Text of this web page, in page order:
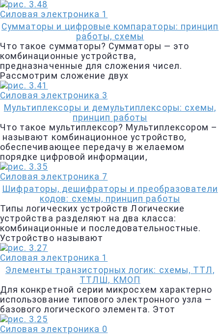
Силовая электроника 1
Сумматоры и цифровые компараторы: принцип
работы, схемы
Что такое сумматоры? Сумматоры — это
комбинационные устройства,
предназначенные для сложения чисел.
Рассмотрим сложение двух
Силовая электроника 3
Мультиплексоры и демультиплексоры: схемы,
принцип работы
Что такое мультиплексор? Мультиплексором –
называют комбинационное устройство,
обеспечивающее передачу в желаемом
порядке цифровой информации,
Силовая электроника 7
Шифраторы, дешифраторы и преобразователи
кодов: схемы, принцип работы
Типы логических устройств Логические
устройства разделяют на два класса:
комбинационные и последовательностные.
Устройство называют
Силовая электроника 1
Элементы транзисторных логик: схемы, ТТЛ,
ТТЛШ, КМОП
Для конкретной серии микросхем характерно
использование типового электронного узла —
базового логического элемента. Этот
Силовая электроника 0